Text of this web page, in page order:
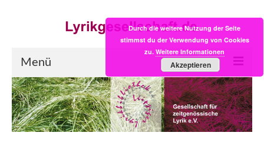
Menü
Start
LYRIK:POST
Durch die weitere Nutzung der Seite
stimmst du der Verwendung von Cookies
zu. Weitere Informationen
Akzeptieren